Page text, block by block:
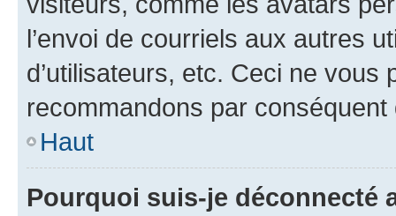
l’envoi de courriels aux autres
d’utilisateurs, etc. Ceci ne vous
recommandons par conséquent
Haut
Pourquoi suis-je déconnecté